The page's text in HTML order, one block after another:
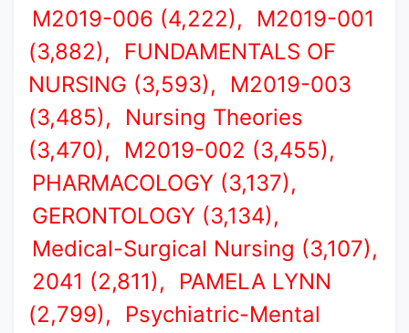
M2019-006 (4,222),
M2019-001
(3,882),
FUNDAMENTALS OF
NURSING (3,593),
M2019-003
(3,485),
Nursing Theories
(3,470),
M2019-002 (3,455),
PHARMACOLOGY (3,137),
GERONTOLOGY (3,134),
Medical-Surgical Nursing (3,107),
2041 (2,811),
PAMELA LYNN
(2,799),
Psychiatric-Mental